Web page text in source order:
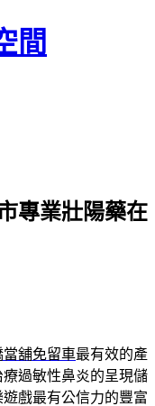
間
專業壯陽藥在
當舖免留車最有效的產
過敏性鼻炎的呈現儲
戲最有公信力的豐富